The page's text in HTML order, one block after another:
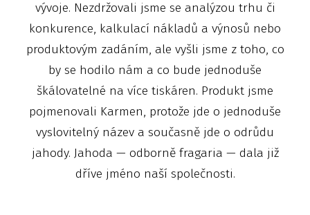
vývoje. Nezdržovali jsme se analýzou trhu či
konkurence, kalkulací nákladů a výnosů nebo
produktovým zadáním, ale vyšli jsme z toho, co
by se hodilo nám a co bude jednoduše
škálovatelné na více tiskáren. Produkt jsme
pojmenovali Karmen, protože jde o jednoduše
vyslovitelný název a současně jde o odrůdu
jahody. Jahoda — odborně fragaria — dala již
dříve jméno naší společnosti.